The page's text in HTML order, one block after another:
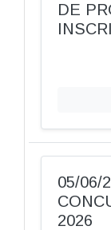
DE
05/06/
2026